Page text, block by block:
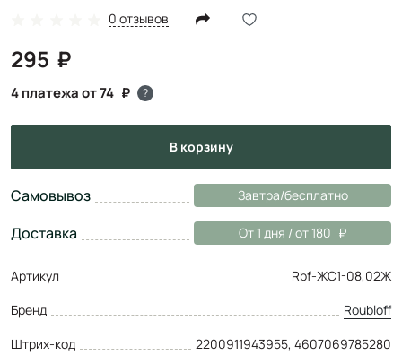
0 отзывов
295
4 платежа от 74 ?
в корзину
Самовывоз Завтра/бесплатно
Доставка От 1 дня / от 180
Артикул
Rbf-ЖС1-08,02Ж
Бренд
Roubloff
Штрих-код
2200911943955, 4607069785280